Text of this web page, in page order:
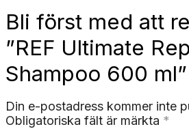
Bli först med att
”REF Ultimate
Shampoo 600 ml”
Din e-postadress kommer inte
Obligatoriska fält är märkta *